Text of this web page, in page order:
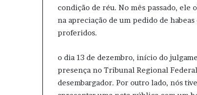
condição de réu. No mês passado, ele
na apreciação de um pedido de
proferidos.
o dia 13 de dezembro, início do
presença no Tribunal Regional
desembargador. Por outro lado, nós